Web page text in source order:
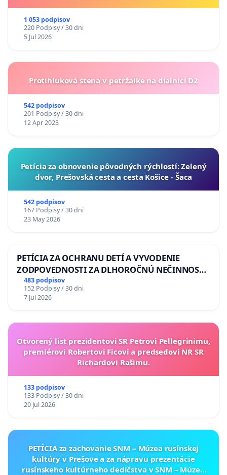
1 053 podpisov
220 Podpisy / 30 dni
5 Jul 2026
Protihluková stena v petržalke na dialnici D2
542 podpisov
201 Podpisy / 30 dni
12 Apr 2023
​Petícia za obnovenie pôvodných rýchlostí: Zelený
dvor, Prešovská cesta a cesta Košice - Šaca
542 podpisov
167 Podpisy / 30 dni
23 May 2026
PETÍCIA ZA OCHRANU DETÍ A VYVODENIE
ZODPOVEDNOSTI ZA DLHOROČNÚ NEČINNOSŤ
A ZLYHANIE ŠTÁTU
483 podpisov
152 Podpisy / 30 dni
7 Jul 2026
Otvorený list prezidentovi SR Petrovi Pellegrinimu,
premiérovi Robertovi Ficovi a predsedovi NR SR
Richardovi Rašimu.
133 podpisov
133 Podpisy / 30 dni
20 Jul 2026
PETÍCIA za zachovanie SNM – Múzea rusínskej
kultúry v Prešove a za nápravu prezentácie
rusínskeho kultúrneho dedičstva v SNM – Múzeu